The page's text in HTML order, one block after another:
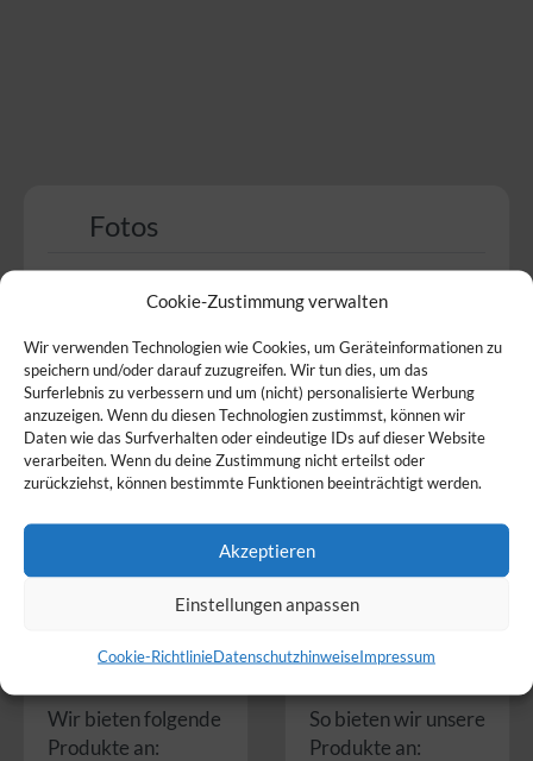
Cookie-Zustimmung verwalten
Wir verwenden Technologien wie Cookies, um Geräteinformationen zu
speichern und/oder darauf zuzugreifen. Wir tun dies, um das
Surferlebnis zu verbessern und um (nicht) personalisierte Werbung
anzuzeigen. Wenn du diesen Technologien zustimmst, können wir
Daten wie das Surfverhalten oder eindeutige IDs auf dieser Website
verarbeiten. Wenn du deine Zustimmung nicht erteilst oder
zurückziehst, können bestimmte Funktionen beeinträchtigt werden.
Akzeptieren
Einstellungen anpassen
Cookie-RichtlinieDatenschutzhinweiseImpressum
Fotos
Produkte
Wir bieten folgende
Produkte an:
Service
So bieten wir unsere
Produkte an: